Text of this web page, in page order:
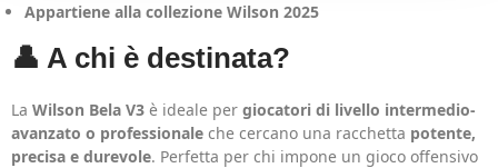
Appartiene alla collezione Wilson 2025
👤 A chi è destinata?
La Wilson Bela V3 è ideale per giocatori di livello intermedio-
avanzato o professionale che cercano una racchetta potente,
precisa e durevole. Perfetta per chi impone un gioco offensivo